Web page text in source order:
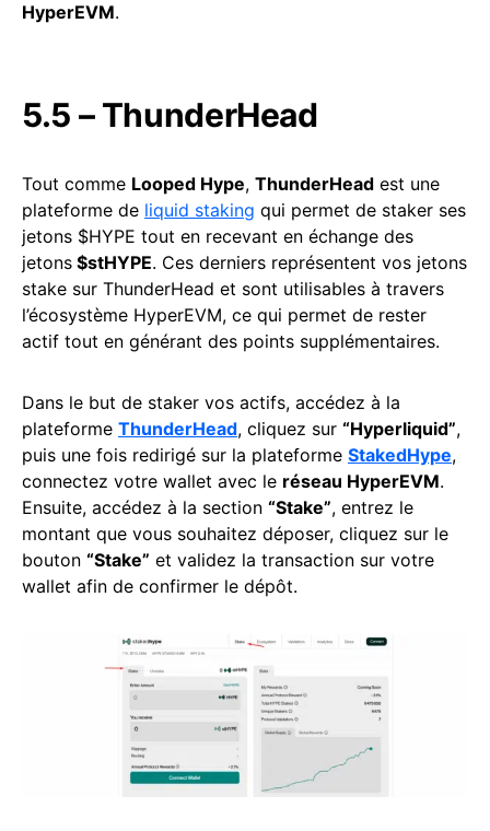
HyperEVM.
5.5 – ThunderHead
Tout comme Looped Hype, ThunderHead est une
plateforme de liquid staking qui permet de staker ses
jetons $HYPE tout en recevant en échange des
jetons $stHYPE. Ces derniers représentent vos jetons
stake sur ThunderHead et sont utilisables à travers
l’écosystème HyperEVM, ce qui permet de rester
actif tout en générant des points supplémentaires.
Dans le but de staker vos actifs, accédez à la
plateforme ThunderHead, cliquez sur “Hyperliquid”,
puis une fois redirigé sur la plateforme StakedHype,
connectez votre wallet avec le réseau HyperEVM.
Ensuite, accédez à la section “Stake”, entrez le
montant que vous souhaitez déposer, cliquez sur le
bouton “Stake” et validez la transaction sur votre
wallet afin de confirmer le dépôt.